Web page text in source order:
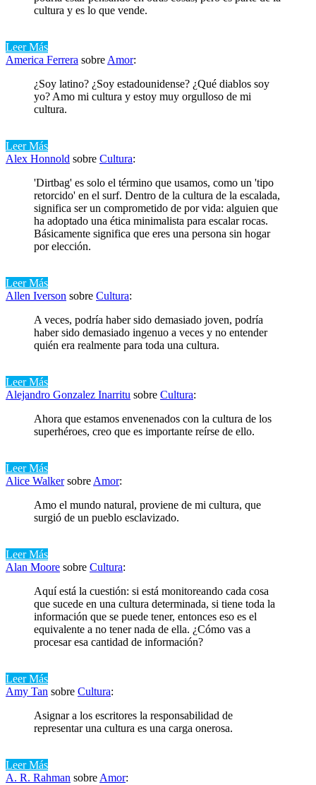
cultura y es lo que vende.
Leer Más
America Ferrera sobre Amor:
¿Soy latino? ¿Soy estadounidense? ¿Qué diablos soy
yo? Amo mi cultura y estoy muy orgulloso de mi
cultura.
Leer Más
Alex Honnold sobre Cultura:
'Dirtbag' es solo el término que usamos, como un 'tipo
retorcido' en el surf. Dentro de la cultura de la escalada,
significa ser un comprometido de por vida: alguien que
ha adoptado una ética minimalista para escalar rocas.
Básicamente significa que eres una persona sin hogar
por elección.
Leer Más
Allen Iverson sobre Cultura:
A veces, podría haber sido demasiado joven, podría
haber sido demasiado ingenuo a veces y no entender
quién era realmente para toda una cultura.
Leer Más
Alejandro Gonzalez Inarritu sobre Cultura:
Ahora que estamos envenenados con la cultura de los
superhéroes, creo que es importante reírse de ello.
Leer Más
Alice Walkersobre Amor:
Amo el mundo natural, proviene de mi cultura, que
surgió de un pueblo esclavizado.
Leer Más
Alan Moore sobre Cultura:
Aquí está la cuestión: si está monitoreando cada cosa
que sucede en una cultura determinada, si tiene toda la
información que se puede tener, entonces eso es el
equivalente a no tener nada de ella. ¿Cómo vas a
procesar esa cantidad de información?
Leer Más
Amy Tan sobre Cultura:
Asignar a los escritores la responsabilidad de
representar una cultura es una carga onerosa.
Leer Más
A. R. Rahman sobre Amor: